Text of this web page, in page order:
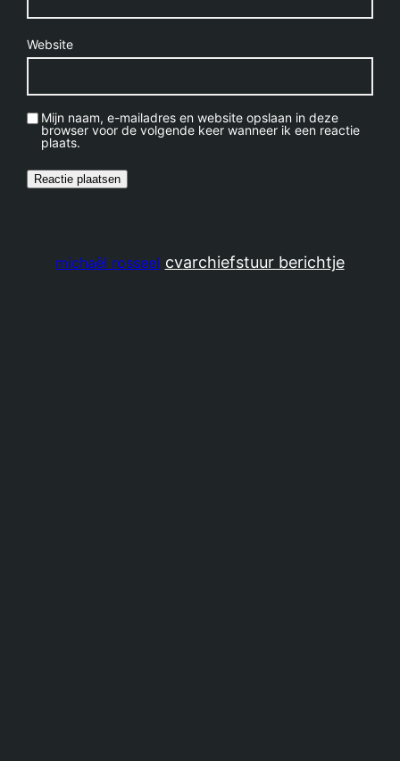
Website
Mijn naam, e-mailadres en website opslaan in deze
browser voor de volgende keer wanneer ik een reactie
plaats.
michaël rosseel cvarchiefstuur berichtje